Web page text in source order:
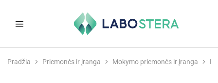
ir
Pradžia Priemonės ir įranga Mokymo priemonės ir įranga